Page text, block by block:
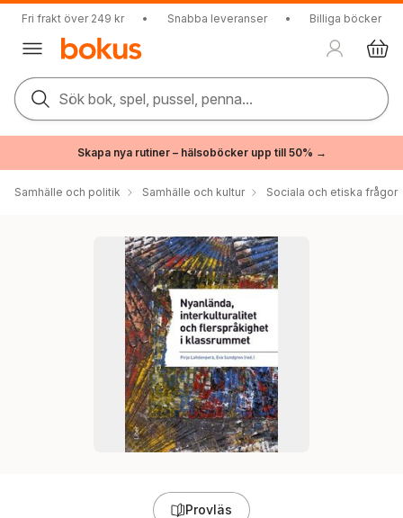
Fri frakt över 249 kr • Snabba leveranser • Billiga böcker
Sök bok, spel, pussel, penna...
Skapa nya rutiner – hälsoböcker upp till 50% →
Samhälle och politik Samhälle och kultur Sociala och etiska frågor
Provläs